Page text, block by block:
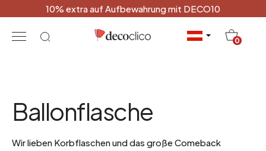
10% extra auf Aufbewahrung mit DECO10
0
Ballonflasche
Wir lieben Korbflaschen und das große Comeback